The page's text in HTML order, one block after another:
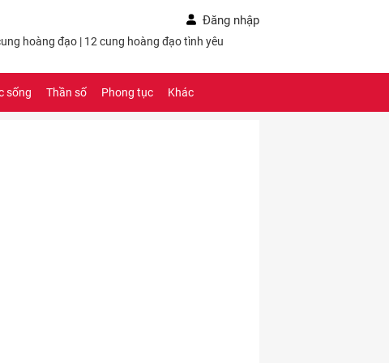
Đăng nhập
hoàng đạo | 12 cung hoàng đạo tình yêu
sống Thần số Phong tục Khác